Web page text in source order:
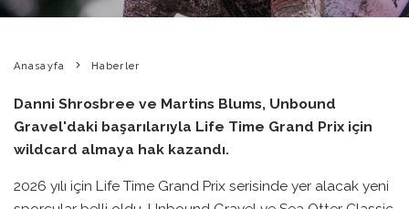
Anasayfa Haberler
Danni Shrosbree ve Martins Blums, Unbound
Gravel'daki başarılarıyla Life Time Grand Prix için
wildcard almaya hak kazandı.
2026 yılı için Life Time Grand Prix serisinde yer alacak yeni